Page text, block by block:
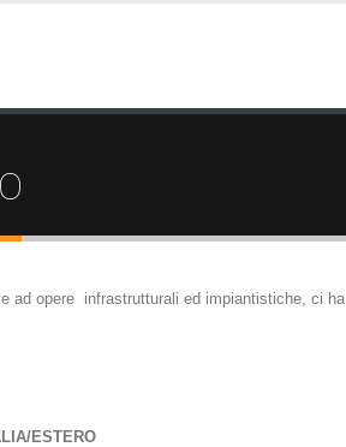
ad opere infrastrutturali ed impiantistiche, ci ha
ESTERO